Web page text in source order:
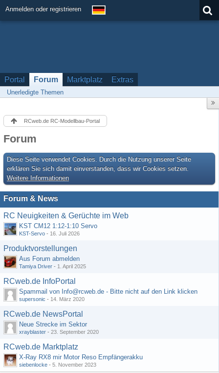
Anmelden oder registrieren
Portal Forum Marktplatz Extras
Unerledigte Themen
RCweb.de RC-Modellbau-Portal
Forum
Diese Seite verwendet Cookies. Durch die Nutzung unserer Seite
erklären Sie sich damit einverstanden, dass wir Cookies setzen.
Weitere Informationen
Forum & News
RC Neuigkeiten & Gerüchte im Web
KST CM12 1:12-1:10 Servo
KST-Servo - 16. Juli 2026
Produktvorstellungen
Aus Forum abmelden
Tamiya Driver - 1. April 2025
RCweb.de InfoPortal
Spammail von Info@rcweb.de - Bitte nicht auf den Link klicken
supersonic - 14. März 2020
RCweb.de NewsPortal
Neue Strecke im Sektor
xrayblaster - 23. September 2020
RCweb.de Marktplatz
X-Ray RX8 mir Motor Reso Empfängerakku
siebenlocke - 5. November 2023